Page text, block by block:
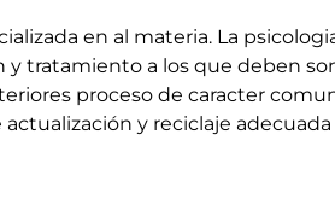
en al materia. La
tratamiento a los que deben
proceso de caracter
y reciclaje